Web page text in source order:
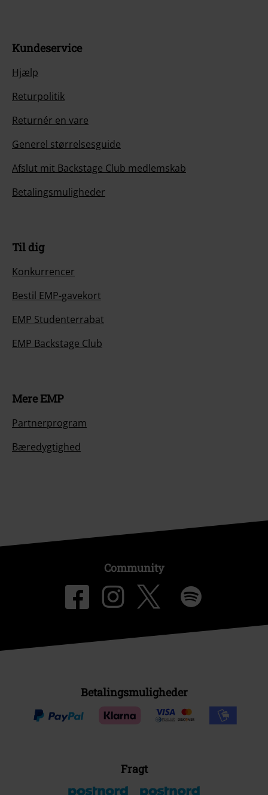
Kundeservice
Hjælp
Returpolitik
Returnér en vare
Generel størrelsesguide
Afslut mit Backstage Club medlemskab
Betalingsmuligheder
Til dig
Konkurrencer
Bestil EMP-gavekort
EMP Studenterrabat
EMP Backstage Club
Mere EMP
Partnerprogram
Bæredygtighed
Community
Betalingsmuligheder
Fragt